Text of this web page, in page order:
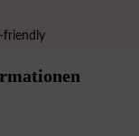
friendly